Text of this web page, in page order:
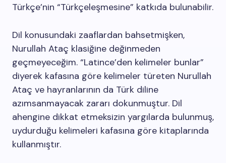
Türkçe’nin “Türkçeleşmesine” katkıda bulunabilir.
Dil konusundaki zaaflardan bahsetmişken,
Nurullah Ataç klasiğine değinmeden
geçmeyeceğim. “Latince’den kelimeler bunlar”
diyerek kafasına göre kelimeler türeten Nurullah
Ataç ve hayranlarının da Türk diline
azımsanmayacak zararı dokunmuştur. Dil
ahengine dikkat etmeksizin yargılarda bulunmuş,
uydurduğu kelimeleri kafasına göre kitaplarında
kullanmıştır.